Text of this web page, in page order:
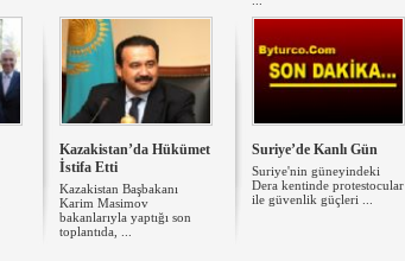
Kazakistan’da Hükümet
İstifa Etti
Kazakistan Başbakanı
Karim Masimov
bakanlarıyla yaptığı son
toplantıda, ...
Suriye’de Kanlı Gün
Suriye'nin güneyindeki
Dera kentinde protestocular
ile güvenlik güçleri ...